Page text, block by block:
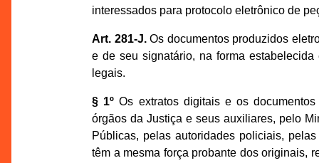
interessados para protocolo eletrônico de
Art. 281-J.Os documentos produzidos
e de seu signatário, na forma
legais.
§ 1º Os extratos digitais e os
órgãos da Justiça e seus auxiliares, pelo
Públicas, pelas autoridades policiais,
têm a mesma força probante dos originais,